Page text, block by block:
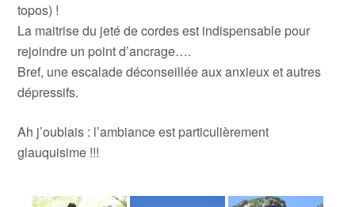
topos) !
La maitrise du jeté de cordes est indispensable pour
rejoindre un point d’ancrage….
Bref, une escalade déconseillée aux anxieux et autres
dépressifs.
Ah j’oublais : l’ambiance est particulièrement
glauquisime !!!